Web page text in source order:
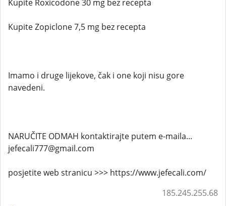
Kupite Roxicodone 30 mg bez recepta
Kupite Zopiclone 7,5 mg bez recepta
Imamo i druge lijekove, čak i one koji nisu gore
navedeni.
NARUČITE ODMAH kontaktirajte putem e-maila...
jefecali777@gmail.com
posjetite web stranicu >>> https://www.jefecali.com/
185.245.255.68